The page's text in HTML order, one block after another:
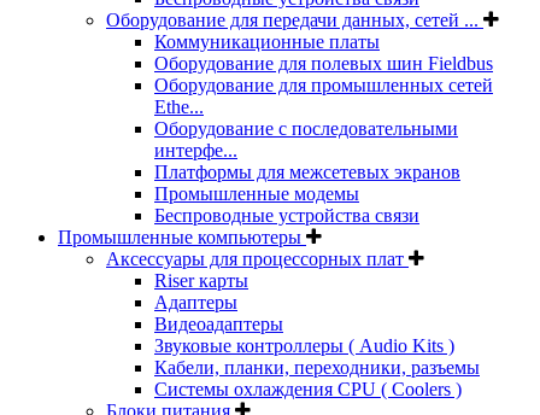
Оборудование для передачи данных, сетей ...
Коммуникационные платы
Оборудование для полевых шин Fieldbus
Оборудование для промышленных сетей
Ethe...
Оборудование с последовательными
интерфе...
Платформы для межсетевых экранов
Промышленные модемы
Беспроводные устройства связи
Промышленные компьютеры
Аксессуары для процессорных плат
Riser карты
Адаптеры
Видеоадаптеры
Звуковые контроллеры ( Audio Kits )
Кабели, планки, переходники, разъемы
Системы охлаждения CPU ( Coolers )
Блоки питания